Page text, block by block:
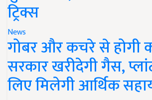
ट्रिक्स
News
गोबर और कचरे से होगी
सरकार खरीदेगी गैस,
लिए मिलेगी आर्थिक